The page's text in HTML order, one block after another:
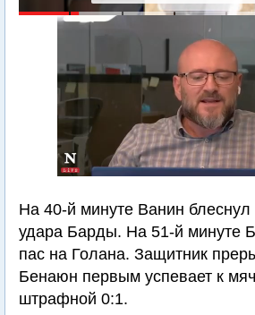
На 40-й минуте Ванин блеснул
удара Барды. На 51-й минуте
пас на Голана. Защитник
Бенаюн первым успевает к
штрафной 0:1.